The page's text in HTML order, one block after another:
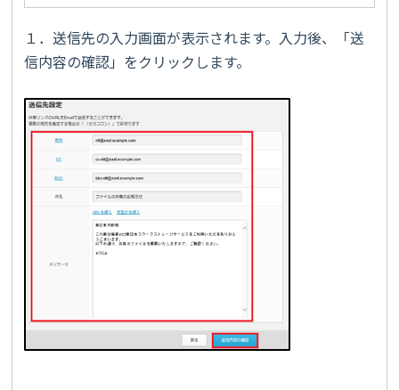
１．送信先の入力画面が表示されます。入力後、「送
信内容の確認」をクリックします。